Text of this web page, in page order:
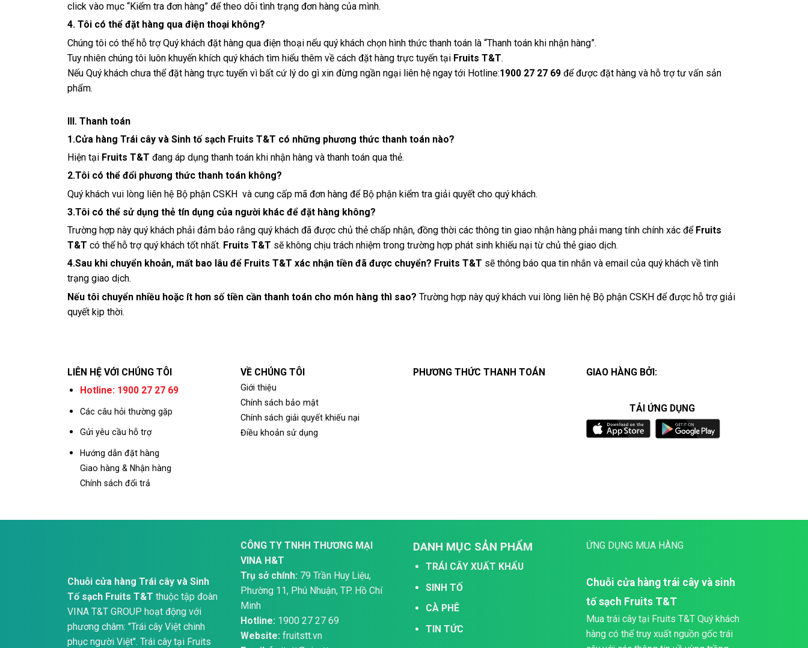
click vào mục “Kiểm tra đơn hàng” để theo dõi tình trạng đơn hàng của mình.
4. Tôi có thể đặt hàng qua điện thoại không?
Chúng tôi có thể hỗ trợ Quý khách đặt hàng qua điện thoại nếu quý khách chọn hình thức thanh toán là “Thanh toán khi nhận hàng”.
Tuy nhiên chúng tôi luôn khuyến khích quý khách tìm hiểu thêm về cách đặt hàng trực tuyến tại Fruits T&T.
Nếu Quý khách chưa thể đặt hàng trực tuyến vì bất cứ lý do gì xin đừng ngần ngại liên hệ ngay tới Hotline:1900 27 27 69 để được đặt hàng và hỗ trợ tư vấn sản
phẩm.
III. Thanh toán
1.Cửa hàng Trái cây và Sinh tố sạch Fruits T&T có những phương thức thanh toán nào?
Hiện tại Fruits T&T đang áp dụng thanh toán khi nhận hàng và thanh toán qua thẻ.
2.Tôi có thể đổi phương thức thanh toán không?
Quý khách vui lòng liên hệ Bộ phận CSKH và cung cấp mã đơn hàng để Bộ phận kiểm tra giải quyết cho quý khách.
3.Tôi có thể sử dụng thẻ tín dụng của người khác để đặt hàng không?
Trường hợp này quý khách phải đảm bảo rằng quý khách đã được chủ thẻ chấp nhận, đồng thời các thông tin giao nhận hàng phải mang tính chính xác để Fruits
T&T có thể hỗ trợ quý khách tốt nhất. Fruits T&T sẽ không chịu trách nhiệm trong trường hợp phát sinh khiếu nại từ chủ thẻ giao dịch.
4.Sau khi chuyển khoản, mất bao lâu để Fruits T&T xác nhận tiền đã được chuyển? Fruits T&T sẽ thông báo qua tin nhắn và email của quý khách về tình
trạng giao dịch.
Nếu tôi chuyển nhiều hoặc ít hơn số tiền cần thanh toán cho món hàng thì sao? Trường hợp này quý khách vui lòng liên hệ Bộ phận CSKH để được hỗ trợ giải
quyết kịp thời.
LIÊN HỆ VỚI CHÚNG TÔI
Hotline: 1900 27 27 69
Các câu hỏi thường gặp
Gửi yêu cầu hỗ trợ
Hướng dẫn đặt hàng
Giao hàng & Nhận hàng
Chính sách đổi trả
VỀ CHÚNG TÔI
Giới thiệu
Chính sách bảo mật
Chính sách giải quyết khiếu nại
Điều khoản sử dụng
PHƯƠNG THỨC THANH TOÁN GIAO HÀNG BỞI:
TẢI ỨNG DỤNG
Chuỗi cửa hàng Trái cây và Sinh
Tố sạch Fruits T&T thuộc tập đoàn
VINA T&T GROUP hoạt động với
phương châm: "Trái cây Việt chinh
phục người Việt". Trái cây tại Fruits
CÔNG TY TNHH THƯƠNG MẠI
VINA H&T
Trụ sở chính: 79 Trần Huy Liệu,
Phường 11, Phú Nhuận, TP. Hồ Chí
Minh
Hotline: 1900 27 27 69
Website: fruitstt.vn
DANH MỤC SẢN PHẨM
TRÁI CÂY XUẤT KHẨU
SINH TỐ
CÀ PHÊ
TIN TỨC
ỨNG DỤNG MUA HÀNG
Chuỗi cửa hàng trái cây và sinh
tố sạch Fruits T&T
Mua trái cây tại Fruits T&T Quý khách
hàng có thể truy xuất nguồn gốc trái